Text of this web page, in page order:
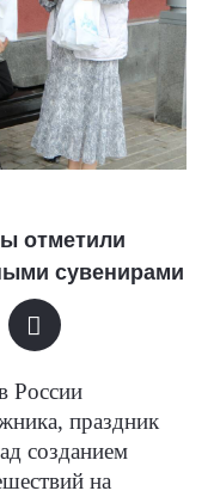
отметили
сувенирами
России
праздник
созданием
на